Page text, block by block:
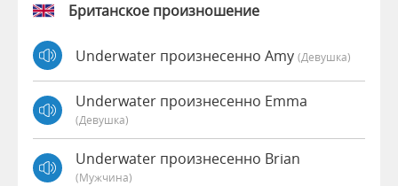
Британское произношение
Underwater произнесенно Amy (девушка)
Underwater произнесенно Emma
(девушка)
Underwater произнесенно Brian
(мужчина)